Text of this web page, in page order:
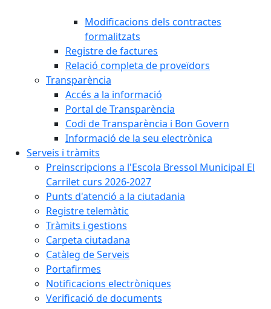
Modificacions dels contractes
formalitzats
Registre de factures
Relació completa de proveïdors
Transparència
Accés a la informació
Portal de Transparència
Codi de Transparència i Bon Govern
Informació de la seu electrònica
Serveis i tràmits
Preinscripcions a l'Escola Bressol Municipal El
Carrilet curs 2026-2027
Punts d'atenció a la ciutadania
Registre telemàtic
Tràmits i gestions
Carpeta ciutadana
Catàleg de Serveis
Portafirmes
Notificacions electròniques
Verificació de documents